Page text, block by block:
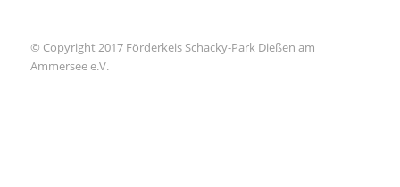
© Copyright 2017 Förderkeis Schacky-Park Dießen am
Ammersee e.V.